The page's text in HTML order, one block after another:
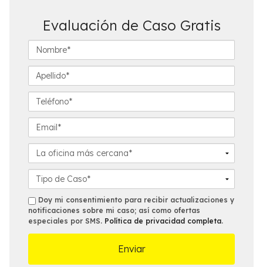
Evaluación de Caso Gratis
o
r
*
p
l
d
*
e
f
n
*
m
l
a
i
c
i
n
e
t
a
l
l
s
s
m
s
Doy mi consentimiento para recibir actualizaciones y
notificaciones sobre mi caso; así como ofertas
especiales por SMS. Política de privacidad completa.